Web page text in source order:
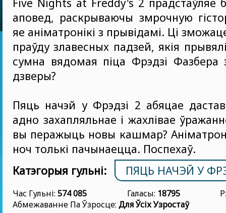
аповед, раскрываючы змрочную
яе аніматронікі з прывідамі. Ці
праўду злавесных падзей, якія
сумна вядомая піца Фрэдзі Фазбера
дзверы?
Пяць начэй у Фрэдзі 2 абяцае
адно захапляльнае і жахлівае
вы перажыць новы кашмар?
ноч толькі пачынаецца. Поспехаў.
Катэгорыя гульні:
ПЯЦЬ НАЧЭЙ У
Час Гульні: 574 085 Галасы: 18795
Абмежаванне Па Ўзросце: Для Ўсіх Узростаў